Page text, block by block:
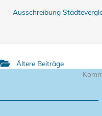
Ausschreibung
Ältere Beiträge